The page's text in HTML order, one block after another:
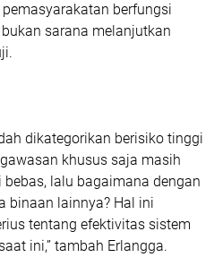
berfungsi
sarana melanjutkan
dikategorikan berisiko tinggi
khusus saja masih
lalu bagaimana dengan
binaan lainnya? Hal ini
tentang efektivitas sistem
ini,” tambah Erlangga.